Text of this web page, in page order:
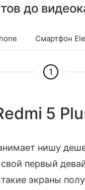
до
Смартфон
1
5
нишу
первый
экраны